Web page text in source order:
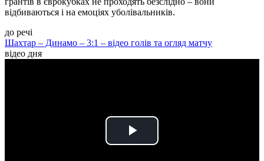
відбиваються і на емоціях уболівальників.
до речі
Шахтар – Динамо – 3:1 – відео голів та огляд матчу
відео дня
Play